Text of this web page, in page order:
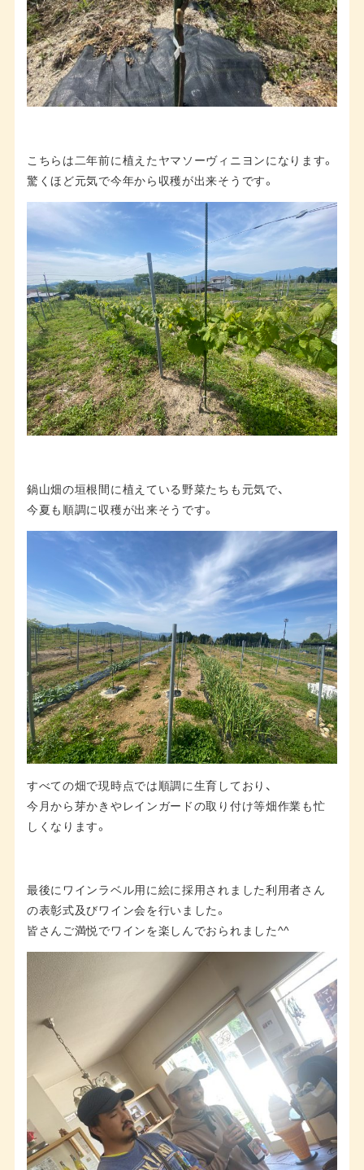
こちらは二年前に植えたヤマソーヴィニヨンになります。
驚くほど元気で今年から収穫が出来そうです。
鍋山畑の垣根間に植えている野菜たちも元気で、
今夏も順調に収穫が出来そうです。
すべての畑で現時点では順調に生育しており、
今月から芽かきやレインガードの取り付け等畑作業も忙
しくなります。
最後にワインラベル用に絵に採用されました利用者さん
の表彰式及びワイン会を行いました。
皆さんご満悦でワインを楽しんでおられました^^